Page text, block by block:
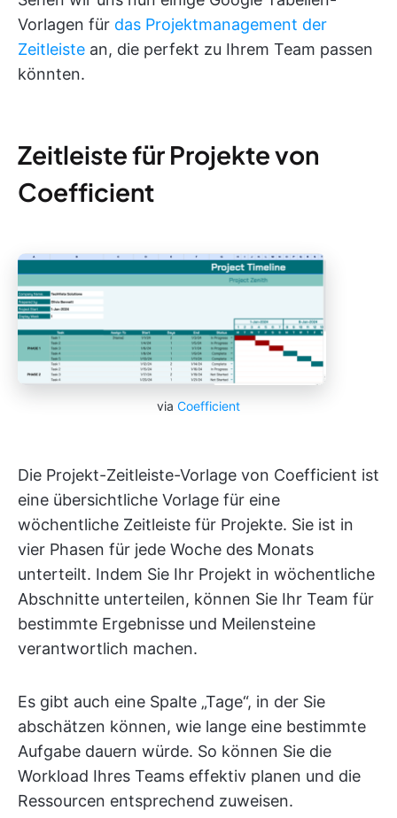
Vorlagen für das Projektmanagement der
Zeitleiste an, die perfekt zu Ihrem Team passen
könnten.
Zeitleiste für Projekte von
Coefficient
via Coefficient
Die Projekt-Zeitleiste-Vorlage von Coefficient ist
eine übersichtliche Vorlage für eine
wöchentliche Zeitleiste für Projekte. Sie ist in
vier Phasen für jede Woche des Monats
unterteilt. Indem Sie Ihr Projekt in wöchentliche
Abschnitte unterteilen, können Sie Ihr Team für
bestimmte Ergebnisse und Meilensteine
verantwortlich machen.
Es gibt auch eine Spalte „Tage“, in der Sie
abschätzen können, wie lange eine bestimmte
Aufgabe dauern würde. So können Sie die
Workload Ihres Teams effektiv planen und die
Ressourcen entsprechend zuweisen.